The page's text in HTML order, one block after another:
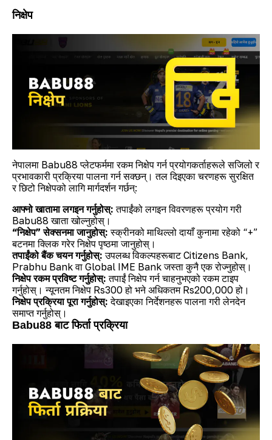
निक्षेप
नेपालमा Babu88 प्लेटफर्ममा रकम निक्षेप गर्न प्रयोगकर्ताहरूले सजिलो र
प्रभावकारी प्रक्रिया पालना गर्न सक्छन्। तल दिइएका चरणहरू सुरक्षित
र छिटो निक्षेपको लागि मार्गदर्शन गर्छन्:
आफ्नो खातामा लगइन गर्नुहोस्: तपाईंको लगइन विवरणहरू प्रयोग गरी
Babu88 खाता खोल्नुहोस्।
“निक्षेप” सेक्सनमा जानुहोस्: स्क्रीनको माथिल्लो दायाँ कुनामा रहेको “+”
बटनमा क्लिक गरेर निक्षेप पृष्ठमा जानुहोस्।
तपाईंको बैंक चयन गर्नुहोस्: उपलब्ध विकल्पहरूबाट Citizens Bank,
Prabhu Bank वा Global IME Bank जस्ता कुनै एक रोज्नुहोस्।
निक्षेप रकम प्रविष्ट गर्नुहोस्:तपाईं निक्षेप गर्न चाहनुभएको रकम टाइप
गर्नुहोस्। न्यूनतम निक्षेप Rs300 हो भने अधिकतम Rs200,000 हो।
निक्षेप प्रक्रिया पूरा गर्नुहोस्:देखाइएका निर्देशनहरू पालना गरी लेनदेन
समाप्त गर्नुहोस्।
Babu88 बाट फिर्ता प्रक्रिया